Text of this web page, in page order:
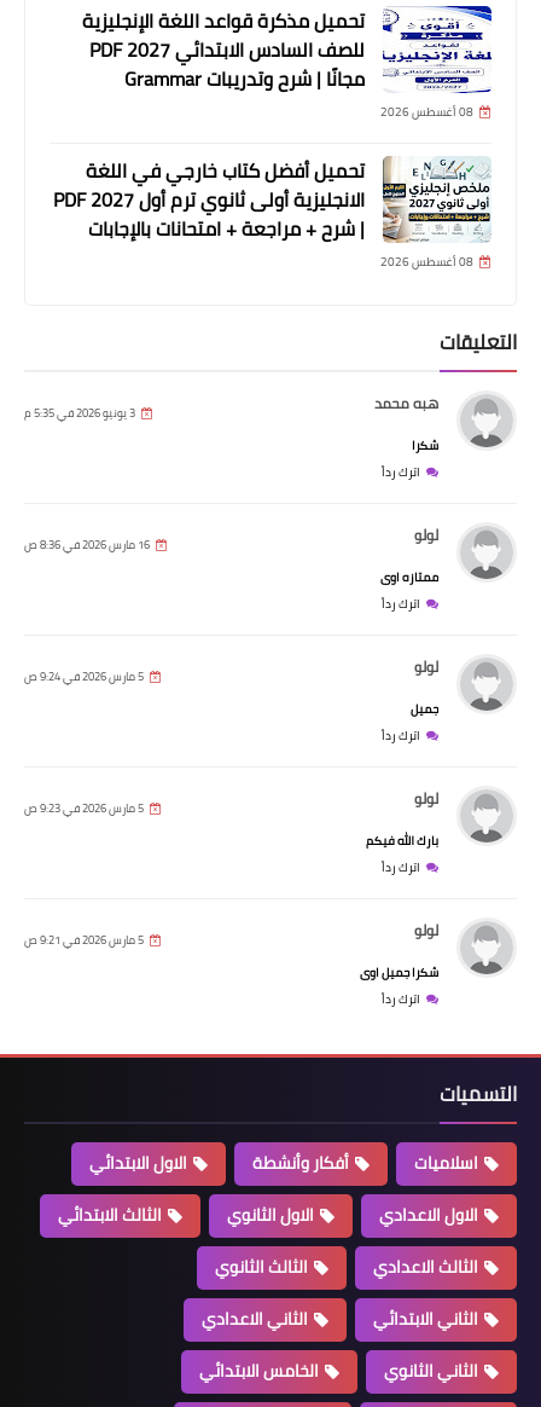
تحميل مذكرة قواعد اللغة الإنجليزية
للصف السادس الابتدائي 2027 PDF
مجانًا | شرح وتدريبات Grammar
08 أغسطس 2026
تحميل أفضل كتاب خارجي في اللغة
الانجليزية أولى ثانوي ترم أول 2027 PDF
| شرح + مراجعة + امتحانات بالإجابات
08 أغسطس 2026
التعليقات
هبه محمد 3 يونيو 2026 في 5:35 م
شكرا
اترك رداً
لولو 16 مارس 2026 في 8:36 ص
ممتازه اوى
اترك رداً
لولو 5 مارس 2026 في 9:24 ص
جميل
اترك رداً
لولو 5 مارس 2026 في 9:23 ص
بارك الله فيكم
اترك رداً
لولو 5 مارس 2026 في 9:21 ص
شكرا جميل اوى
اترك رداً
التسميات
اسلاميات أفكار وأنشطة
الاول الابتدائي
الاول الاعدادي
الاول الثانوي
الثالث الابتدائي
الثالث الاعدادي
الثالث الثانوي
الثاني الابتدائي
الثاني الاعدادي
الثاني الثانوي
الخامس الابتدائي